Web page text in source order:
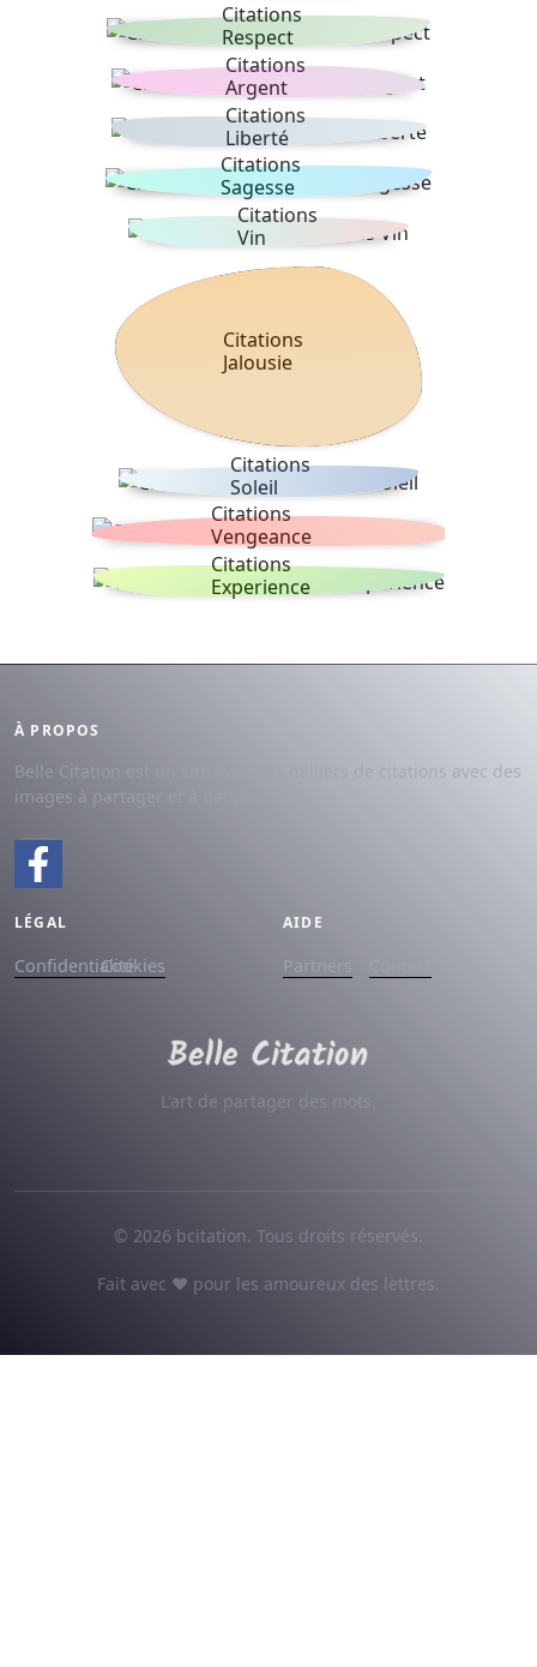
Citations
Respect
Citations
Argent
Citations
Liberté
Citations
Sagesse
Citations
Vin
Citations
Jalousie
Citations
Soleil
Citations
Vengeance
Citations
Experience
À PROPOS
Belle Citation est un site avec des milliers de citations avec des
images à partager et à dédier.
LÉGAL
ConfidentialitéCookies
AIDE
Partners
L'art de partager des mots.
© 2026 bcitation. Tous droits réservés.
Fait avec ♥ pour les amoureux des lettres.